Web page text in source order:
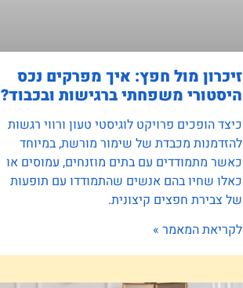
זיכרון מול חפץ: איך מפרקים נכס
היסטורי משפחתי ברגישות ובכבוד?
כיצד הופכים פרויקט לוגיסטי טעון ורווי רגשות
להזדמנות מכבדת של שימור מורשת, במיוחד
כאשר מתמודדים עם בתים מוזנחים, עמוסים או
כאלו שחיו בהם אנשים שהתמודדו עם תופעות
של צבירת חפצים קיצונית.
לקריאת המאמר »